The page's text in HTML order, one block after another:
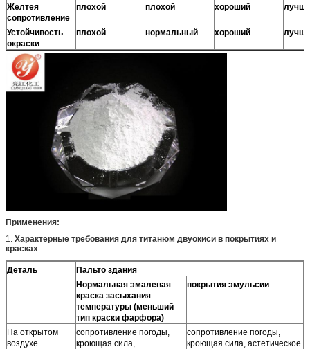
Желтея
сопротивление
плохой плохой хороший
Устойчивость
окраски
плохой нормальный хороший
Применения:
1. Характерные требования для титанюм двуокиси в покрытиях и
красках
Деталь
Пальто здания
Нормальная эмалевая
краска засыхания
температуры (меньший
тип краски фарфора)
покрытия эмульсии
На открытом
воздухе
сопротивление погоды,
кроющая сила,
сопротивление погоды,
кроющая сила, астетическое